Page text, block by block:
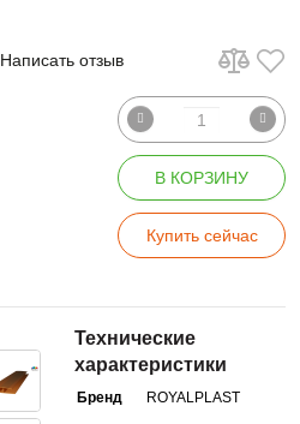
Написать отзыв
В КОРЗИНУ
Купить сейчас
Технические
характеристики
Бренд ROYALPLAST